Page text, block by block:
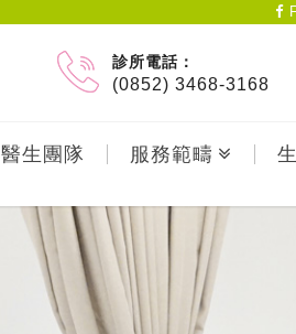
診所電話：
(0852) 3468-3168
醫生團隊 服務範疇